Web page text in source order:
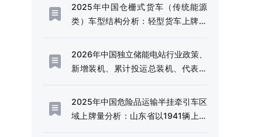
2025年中国仓栅式货车（传统能源
类）车型结构分析：轻型货车上牌量
2026年中国独立储能电站行业政策、
新增装机、累计投运总装机、代表企
储能电站迎来规模化发展的战略机遇
期[图]
2025年中国危险品运输半挂牵引车区
域上牌量分析：山东省以1941辆上牌